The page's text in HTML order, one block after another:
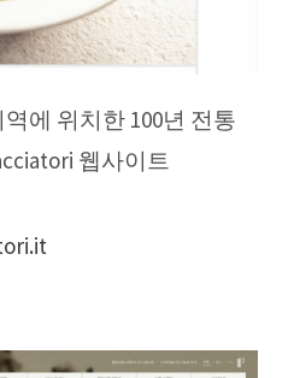
에 위치한 100년 전통
웹사이트